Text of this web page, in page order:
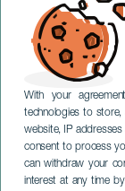
With your
technologies to store,
website, IP
consent to process
can withdraw your
interest at any time
LANZAROTE